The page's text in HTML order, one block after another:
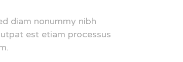
diam nonummy nibh
est etiam processus